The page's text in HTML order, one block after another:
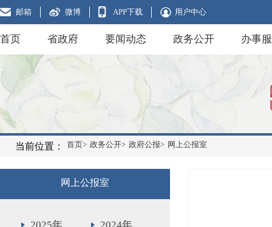
邮箱 微博 APP下载 用户中心
首页 省政府 要闻动态 政务公开 办事
当前位置： 首页> 政务公开> 政府公报> 网上公报室
网上公报室